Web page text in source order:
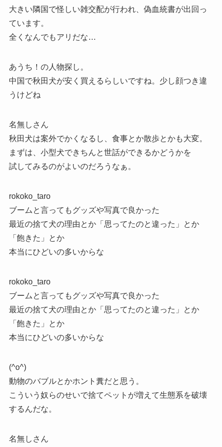
大きい隣国で怪しい雑交配が行われ、偽血統書が出回っ
ています。
全くなんでもアリだな…
あうち！の人物探し。
中国で秋田犬が安く買えるらしいですね。少し顔つき違
うけどね
名無しさん
秋田犬は案外でかくなるし、食事とか散歩とかも大変。
まずは、小型犬できちんと世話ができるかどうかを
試してみるのがよいのだろうなぁ。
rokoko_taro
ブームと言ってもグッズや写真で良かった
最近の捨て犬の理由とか「思ってたのと違った」とか
「飽きた」とか
本当にひどいの多いからな
rokoko_taro
ブームと言ってもグッズや写真で良かった
最近の捨て犬の理由とか「思ってたのと違った」とか
「飽きた」とか
本当にひどいの多いからな
(^o^)
動物のバブルとかホント糞だと思う。
こういう奴らのせいで捨てペットが増えて生態系を破壊
するんだな。
名無しさん